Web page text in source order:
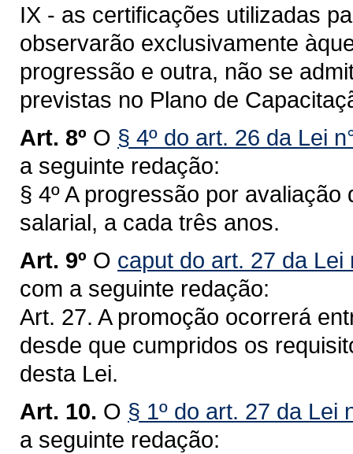
IX - as certificações utilizadas
observarão exclusivamente
progressão e outra, não se
previstas no Plano de
Art. 8º O § 4º do art. 26 da Lei
a seguinte redação:
§ 4º A progressão por
salarial, a cada três anos.
Art. 9º O caput do art. 27 da Lei
com a seguinte redação:
Art. 27. A promoção ocorrerá
desde que cumpridos os
desta Lei.
Art. 10. O § 1º do art. 27 da Lei
a seguinte redação: